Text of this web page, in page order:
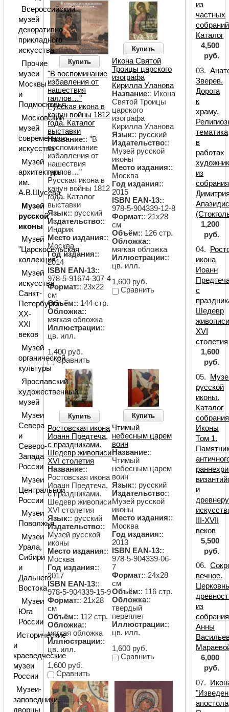
Купить
"В воспоминание
избавления от
нашествия
галлов…"
Русская икона в
канун войны 1812
года. Каталог
выставки
Название:: "В
воспоминание
избавления от
нашествия
галлов…"
Русская икона в
канун войны 1812
года. Каталог
выставки
Язык:: русский
Издательство::
Индрик
Место издания::
Москва
Год издания::
2014
ISBN EAN-13::
978-5-91674-307-4
Формат:: 23х22
см
Объём:: 144 стр.
Обложка::
мягкая обложка
Иллюстрации::
цв. илл.
1,400 руб.
Сравнить
Купить
Икона Святой
Троицы царского
изографа
Кирилла Уланова
Название:: Икона
Святой Троицы
царского
изографа
Кирилла Уланова
Язык:: русский
Издательство::
Музей русской
иконы
Место издания::
Москва
Год издания::
2015
ISBN EAN-13::
978-5-904339-12-8
Формат:: 21х28
см
Объём:: 126 стр.
Обложка::
мягкая обложка
Иллюстрации::
цв. илл.
1,600 руб.
Сравнить
Купить
Ростовская икона
Иоанн Предтеча,
с праздниками.
Шедевр живописи
XVI столетия
Название::
Ростовская икона
Иоанн Предтеча,
с праздниками.
Шедевр живописи
XVI столетия
Язык:: русский
Издательство::
Музей русской
иконы
Место издания::
Москва
Год издания::
2017
ISBN EAN-13::
978-5-904339-15-9
Формат:: 21х28
см
Объём:: 112 стр.
Обложка::
мягкая обложка
Иллюстрации::
цв. илл.
1,600 руб.
Сравнить
Купить
Чтимый
небесным царем
воин
Название::
Чтимый
небесным царем
воин
Язык:: русский
Издательство::
Музей русской
иконы
Место издания::
Москва
Год издания::
2013
ISBN EAN-13::
978-5-904339-06-
7
Формат:: 24х28
см
Объём:: 116 стр.
Обложка::
твердый
переплет
Иллюстрации::
цв. илл.
1,600 руб.
Сравнить
Всероссийский
музей
декоративно-
прикладного
искусства
Прочие
музеи
Москвы
и
Подмосковья
Московский
музей
современного
искусства
Музей
архитектуры
им.
А.В.Щусева
Музей
русской
иконы
Музей
"Царскосельская
коллекция"
Музей
искусства
Санкт-
Петербурга
XX-
XXI
веков
Музей
органической
культуры
Ярославский
художественный
музей
Музеи
Севера
и
Северо-
Запада
России
Музеи
Центральной
России
Музеи
Поволжья
Музеи
Урала,
Сибири
и
Дальнего
Востока
Музеи
Юга
России
Исторические
и
краеведческие
музеи
России
Музеи-
заповедники,
дворцы
из
частных
Каталог
4,500
руб.
03.
Зверев.
Дорога
к
храму.
тематика
в
работах
из
собрания
1,200
руб.
04.
икона
Иоанн
с
Шедевр
XVI
столетия
1,600
руб.
05.
русской
иконы.
Каталог
Иконы
Том 1.
и
III-XVII
веков
5,500
руб.
06.
вечное.
из
собрания
Анны
6,000
руб.
07.
апостола